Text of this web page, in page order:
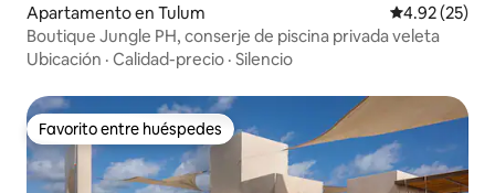
Apartamento en Tulum Calificación
4.92 (25)
Boutique Jungle PH, conserje de piscina privada veleta
Ubicación · Calidad-precio · Silencio
Favorito entre huéspedes
Favorito entre huéspedes